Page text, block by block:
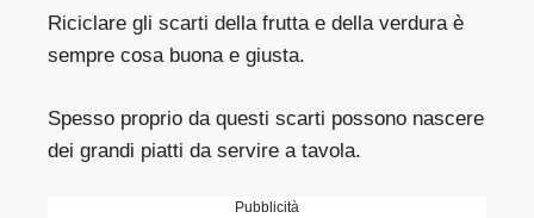
Riciclare gli scarti della frutta e della verdura è
sempre cosa buona e giusta.
Spesso proprio da questi scarti possono nascere
dei grandi piatti da servire a tavola.
Pubblicità